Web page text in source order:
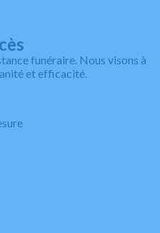
funéraire. Nous visons à
et efficacité.